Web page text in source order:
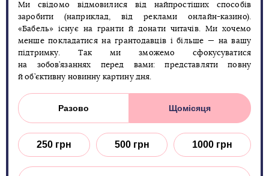
Ми свідомо відмовилися від найпростіших способів
заробити (наприклад, від реклами онлайн-казино).
«Бабель» існує на гранти й донати читачів. Ми хочемо
менше покладатися на грантодавців і більше — на вашу
підтримку. Так ми зможемо сфокусуватися
на зобов’язаннях перед вами: представляти повну
й об’єктивну новинну картину дня.
Разово Щомісяця
250 грн 500 грн 1000 грн